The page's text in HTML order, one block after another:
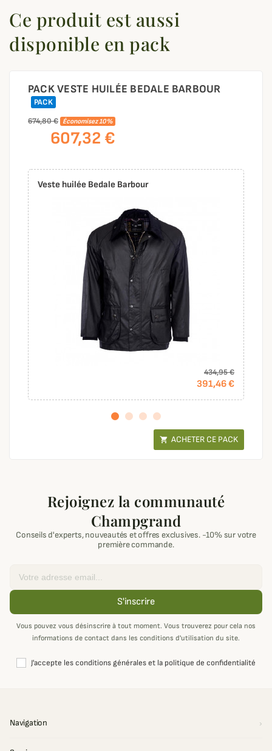
Ce produit est aussi
disponible en pack
PACK VESTE HUILÉE BEDALE BARBOUR
PACK
674,80 €
Économisez 10%
607,32 €
Veste huilée Bedale Barbour
434,95 €
391,46 €
 ACHETER CE PACK
Rejoignez la communauté
Champgrand
Conseils d'experts, nouveautés et offres exclusives. -10% sur votre
première commande.
S'inscrire
Vous pouvez vous désinscrire à tout moment. Vous trouverez pour cela nos
informations de contact dans les conditions d'utilisation du site.
J'accepte les conditions générales et la politique de confidentialité
Navigation